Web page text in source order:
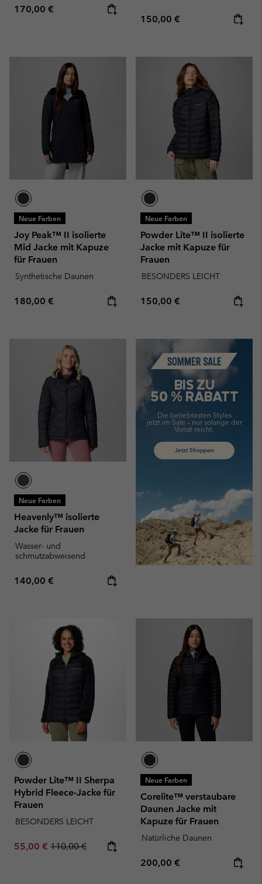
Regular price:
170,00 €
Regular price:
150,00 €
Neue Farben
Joy Peak™ II isolierte
Mid Jacke mit Kapuze
für Frauen
Synthetische Daunen
Regular price:
180,00 €
Neue Farben
Powder Lite™ II isolierte
Jacke mit Kapuze für
Frauen
BESONDERS LEICHT
Regular price:
150,00 €
Neue Farben
Heavenly™ isolierte
Jacke für Frauen
Wasser- und
schmutzabweisend
Regular price:
140,00 €
Summer Sale
BIS ZU
50 % RABATT
Die beliebtesten Styles
jetzt im Sale – nur solange der
Vorrat reicht.
Jetzt Shoppen
Powder Lite™ II Sherpa
Hybrid Fleece-Jacke für
Frauen
BESONDERS LEICHT
Sale price:
55,00 € Regular price:
110,00 €
Neue Farben
Corelite™ verstaubare
Daunen Jacke mit
Kapuze für Frauen
Natürliche Daunen
Regular price:
200,00 €